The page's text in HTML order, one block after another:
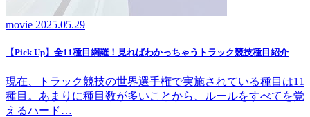
movie 2025.05.29
【Pick Up】全11種目網羅！見ればわかっちゃうトラック競技種目紹介
現在、トラック競技の世界選手権で実施されている種目は11
種目。あまりに種目数が多いことから、ルールをすべてを覚
えるハード…